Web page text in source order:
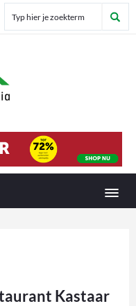
Kastaar